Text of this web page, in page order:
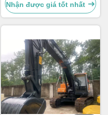
Nhận được giá tốt nhất